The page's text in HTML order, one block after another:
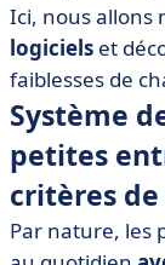
• GoCardless
• Klarna
• Lyra
• PayPal
• Payplug
• Revolut
• Soan
Ici, nous allons
logiciels et
faiblesses de
Système
petites
critères
Par nature, les